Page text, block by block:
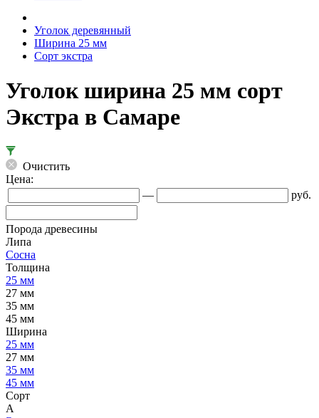
Уголок деревянный
Ширина 25 мм
Сорт экстра
Уголок ширина 25 мм сорт
Экстра в Самаре
Очистить
Цена:
—
руб.
Порода древесины
Липа
Сосна
Толщина
25 мм
27 мм
35 мм
45 мм
Ширина
25 мм
27 мм
35 мм
45 мм
Сорт
А